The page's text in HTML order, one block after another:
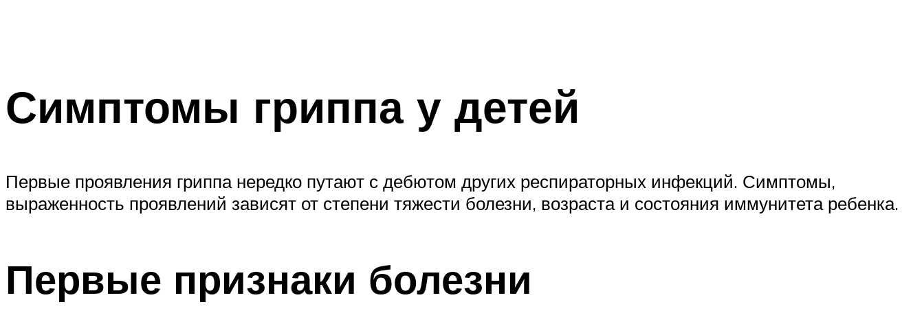
Симптомы гриппа у детей
Первые проявления гриппа нередко путают с дебютом других респираторных инфекций. Симптомы,
выраженность проявлений зависят от степени тяжести болезни, возраста и состояния иммунитета ребенка.
Первые признаки болезни